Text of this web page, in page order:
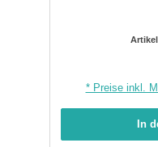
* Preise inkl.
In